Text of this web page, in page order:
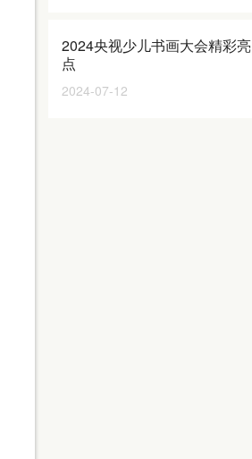
2024央视少儿书画大会精彩亮
点
2024-07-12